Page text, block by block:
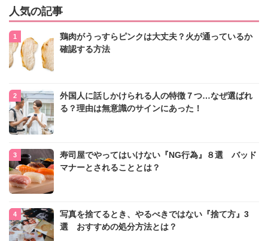
人気の記事
鶏肉がうっすらピンクは大丈夫？火が通っているか
確認する方法
外国人に話しかけられる人の特徴７つ…なぜ選ばれ
る？理由は無意識のサインにあった！
寿司屋でやってはいけない『NG行為』８選 バッド
マナーとされることとは？
写真を捨てるとき、やるべきではない『捨て方』3
選 おすすめの処分方法とは？